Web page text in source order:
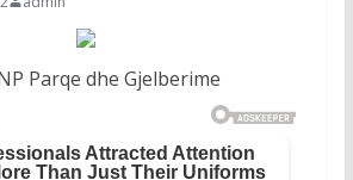
Parqe dhe Gjelberime